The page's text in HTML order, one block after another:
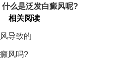
什么是泛发白癜风呢?
相关阅读
导致的
风吗?